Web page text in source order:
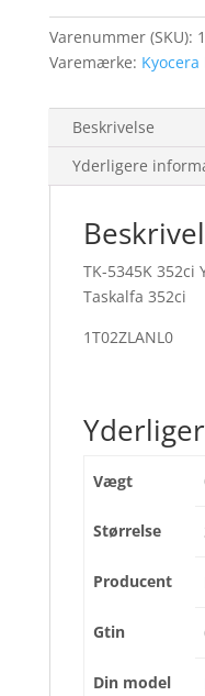
antal
Varenummer (SKU):
Varemærke:
Beskrivelse
Yderligere
TK-5345K 352ci
Taskalfa 352ci
1T02ZLANL0
Vægt
Størrelse
Producent
Gtin
Din model